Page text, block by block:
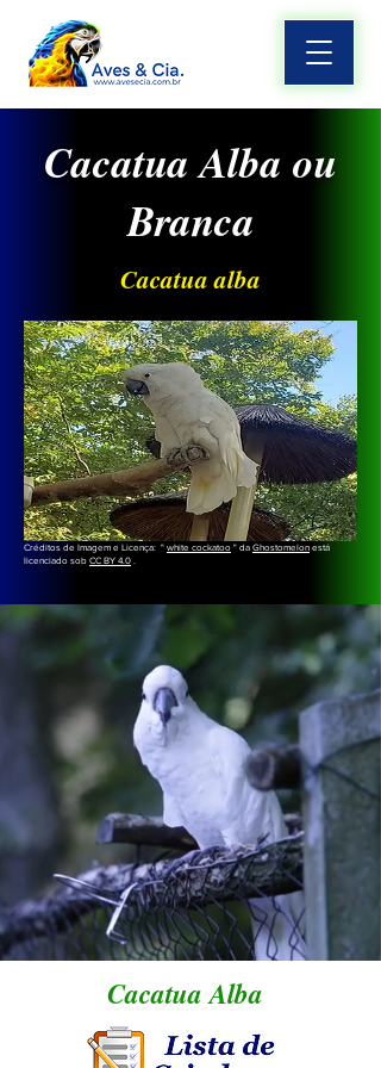
Cacatua Alba ou
Branca
Cacatua alba
Créditos de Imagem e Licença: " white cockatoo " da Ghostomelon está
licenciado sob CC BY 4.0 .
Cacatua Alba